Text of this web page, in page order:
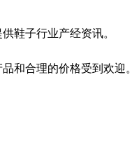
鞋子行业产经资讯。
和合理的价格受到欢迎。